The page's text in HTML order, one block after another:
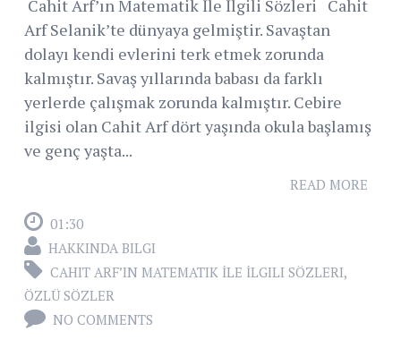
Cahit Arf’ın Matematik İle İlgili Sözleri Cahit
Arf Selanik’te dünyaya gelmiştir. Savaştan
dolayı kendi evlerini terk etmek zorunda
kalmıştır. Savaş yıllarında babası da farklı
yerlerde çalışmak zorunda kalmıştır. Cebire
ilgisi olan Cahit Arf dört yaşında okula başlamış
ve genç yaşta...
READ MORE
01:30
HAKKINDA BILGI
CAHIT ARF’IN MATEMATIK İLE İLGILI SÖZLERI,
ÖZLÜ SÖZLER
NO COMMENTS